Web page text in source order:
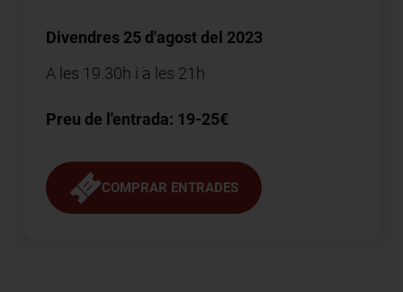
Divendres 25 d'agost del 2023
A les 19.30h i a les 21h
Preu de l'entrada: 19-25€
COMPRAR ENTRADES